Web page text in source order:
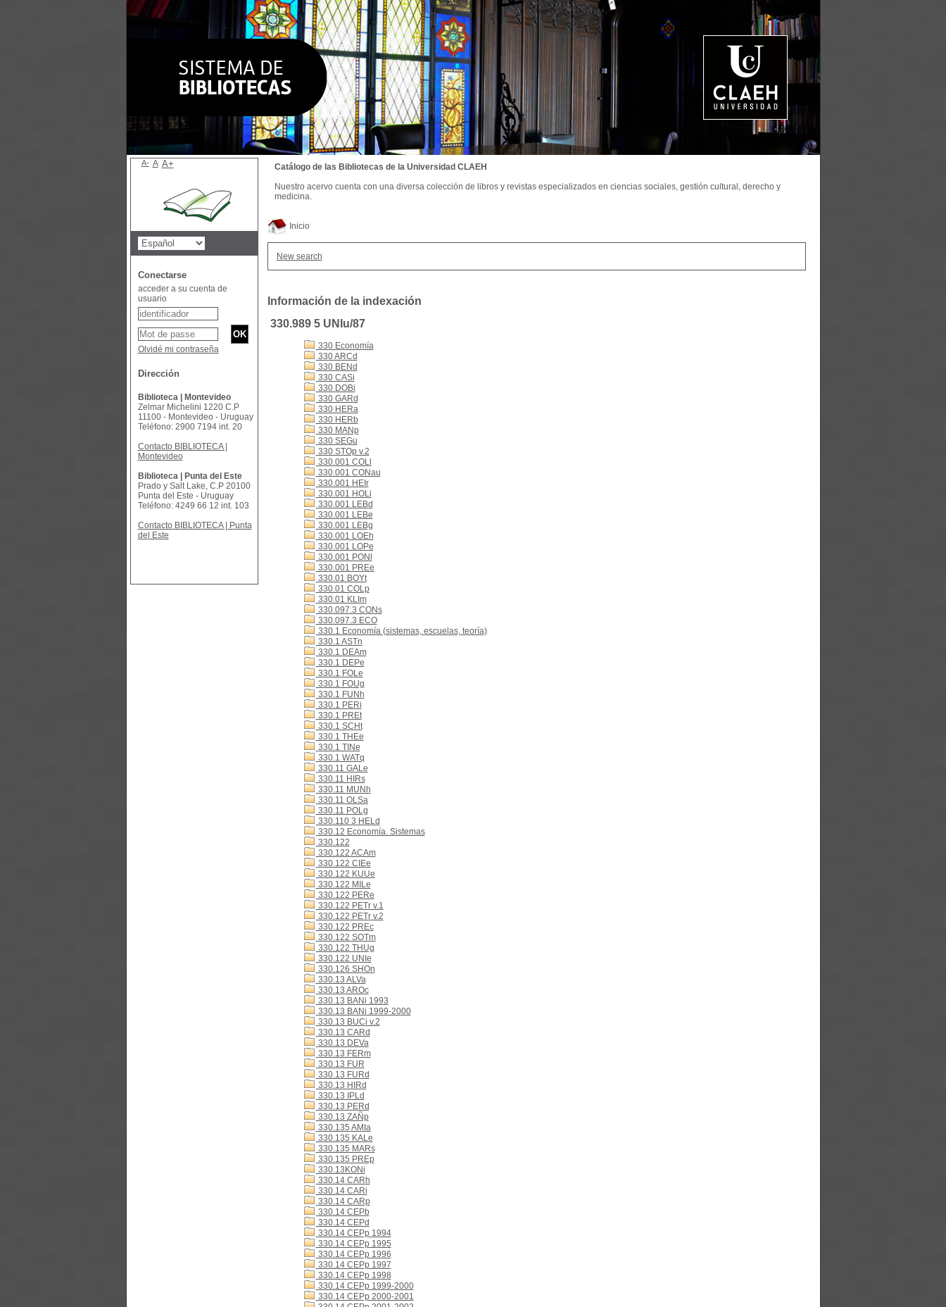
Inicio
New search
Información de la indexación
330.989 5 UNIu/87
330 Economía
330 ARCd
330 BENd
330 CASi
330 DOBi
330 GARd
330 HERa
330 HERb
330 MANp
330 SEGu
330 STOp v.2
330.001 COLl
330.001 CONau
330.001 HEIr
330.001 HOLi
330.001 LEBd
330.001 LEBe
330.001 LEBg
330.001 LOEh
330.001 LOPe
330.001 PONl
330.001 PREe
330.01 BOYt
330.01 COLp
330.01 KLIm
330.097.3 CONs
330.097.3 ECO
330.1 Economía (sistemas, escuelas, teoría)
330.1 ASTn
330.1 DEAm
330.1 DEPe
330.1 FOLe
330.1 FOUg
330.1 FUNh
330.1 PERi
330.1 PREt
330.1 SCHt
330.1 THEe
330.1 TINe
330.1 WATq
330.11 GALe
330.11 HIRs
330.11 MUNh
330.11 OLSa
330.11 POLg
330.110 3 HELd
330.12 Economía. Sistemas
330.122
330.122 ACAm
330.122 CIEe
330.122 KUUe
330.122 MILe
330.122 PERe
330.122 PETr v.1
330.122 PETr v.2
330.122 PREc
330.122 SOTm
330.122 THUg
330.122 UNIe
330.126 SHOn
330.13 ALVa
330.13 AROc
330.13 BANi 1993
330.13 BANi 1999-2000
330.13 BUCi v.2
330.13 CARd
330.13 DEVa
330.13 FERm
330.13 FUR
330.13 FURd
330.13 HIRd
330.13 IPLd
330.13 PERd
330.13 ZAÑp
330.135 AMIa
330.135 KALe
330.135 MARs
330.135 PREp
330.13KONi
330.14 CARh
330.14 CARi
330.14 CARp
330.14 CEPb
330.14 CEPd
330.14 CEPp 1994
330.14 CEPp 1995
330.14 CEPp 1996
330.14 CEPp 1997
330.14 CEPp 1998
330.14 CEPp 1999-2000
330.14 CEPp 2000-2001
Catálogo de las Bibliotecas de la Universidad CLAEH
Nuestro acervo cuenta con una diversa colección de libros y revistas especializados en ciencias sociales, gestión cultural, derecho y
medicina.
A- A A+
Conectarse
acceder a su cuenta de
usuario
Olvidé mi contraseña
Dirección
Biblioteca | Montevideo
Zelmar Michelini 1220 C.P
11100 - Montevideo - Uruguay
Teléfono: 2900 7194 int. 20
Contacto BIBLIOTECA |
Montevideo
Biblioteca | Punta del Este
Prado y Salt Lake, C.P 20100
Punta del Este - Uruguay
Teléfono: 4249 66 12 int. 103
Contacto BIBLIOTECA | Punta
del Este